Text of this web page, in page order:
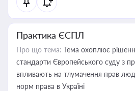
Практика ЄСПЛ
Про що тема: Тема охоплює
стандарти Європейського суду з
впливають на тлумачення прав
норм права в Україні